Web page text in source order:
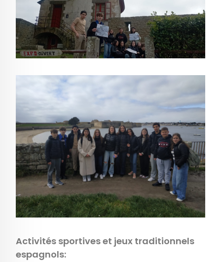
Activités sportives et jeux traditionnels
espagnols: